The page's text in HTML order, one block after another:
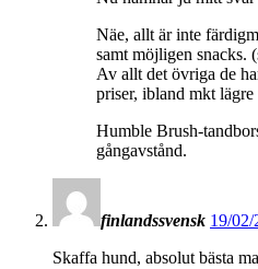
Näe, allt är inte
samt möjligen snacks.
Av allt det övriga de
priser, ibland mkt
Humble Brush-
gångavstånd.
finlandssvensk 19/
Skaffa hund, absolut bästa